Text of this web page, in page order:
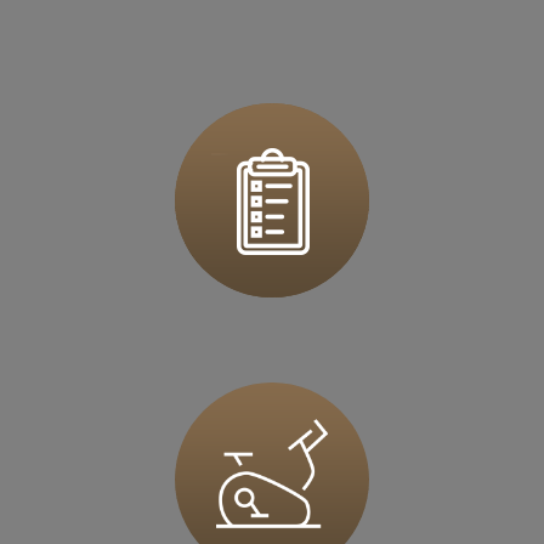
36 MINUT Dzierżoniów
ul. Ks.Dzierżonia 51
58-200 Dzierżoniów
Zapisz mnie
36 MINUT Europejskie
ul. Myśliborska 37
36 MINUT Gliwice
Al. Jana Nowaka-Jeziorańskiego 5D
44-100 Gliwice
Zapisz mnie